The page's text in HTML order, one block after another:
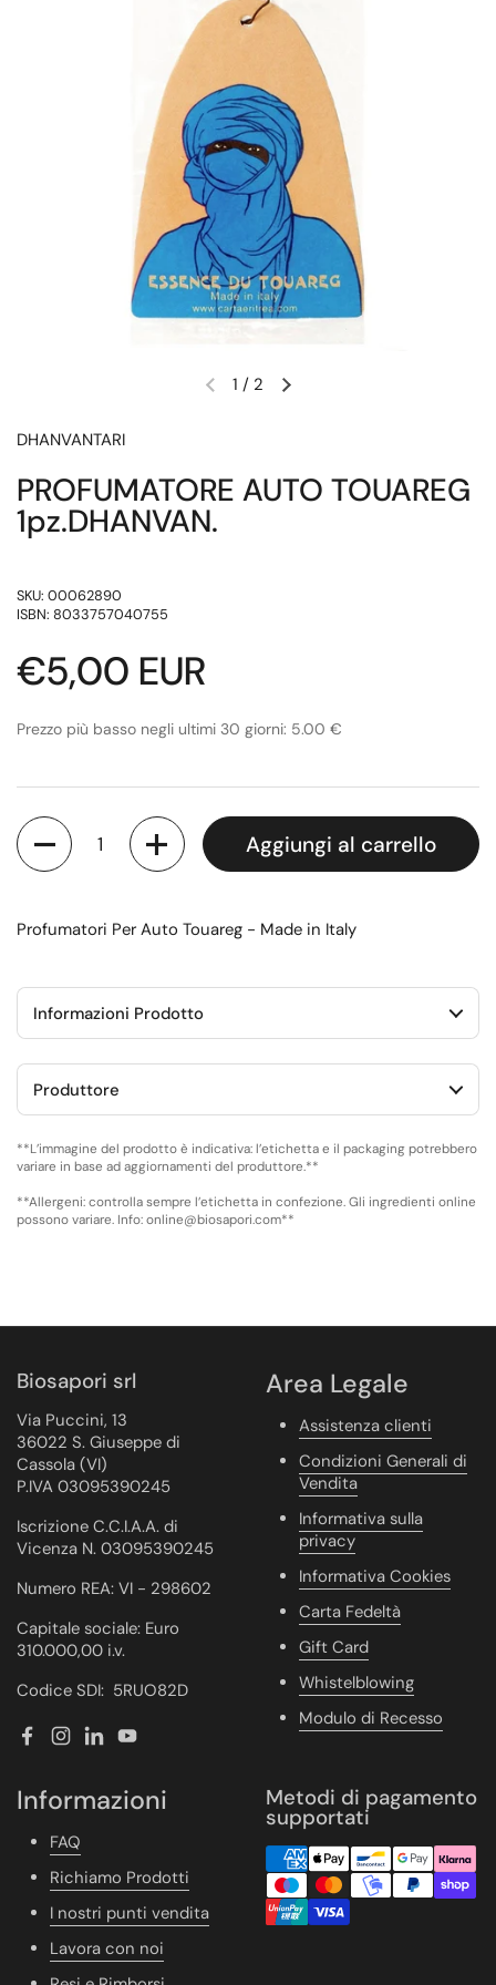
Diapositiva precedente
Diapositiva successiva
1 / 2
DHANVANTARI
PROFUMATORE AUTO TOUAREG
1pz.DHANVAN.
SKU: 00062890
ISBN: 8033757040755
Prezzo di listino
€5,00 EUR
Prezzo più basso negli ultimi 30 giorni: 5.00 €
Quantità
Aggiungi al carrello
Profumatori Per Auto Touareg - Made in Italy
Informazioni Prodotto
Produttore
**L’immagine del prodotto è indicativa: l’etichetta e il packaging potrebbero
variare in base ad aggiornamenti del produttore.**
**Allergeni: controlla sempre l’etichetta in confezione. Gli ingredienti online
possono variare. Info: online@biosapori.com**
Biosapori srl
Via Puccini, 13
36022 S. Giuseppe di
Cassola (VI)
P.IVA 03095390245
Iscrizione C.C.I.A.A. di
Vicenza N. 03095390245
Numero REA: VI - 298602
Capitale sociale: Euro
310.000,00 i.v.
Codice SDI: 5RUO82D
Facebook
Instagram
LinkedInYouTube
Area Legale
Assistenza clienti
Condizioni Generali di
Vendita
Informativa sulla
privacy
Informativa Cookies
Carta Fedeltà
Gift Card
Whistelblowing
Modulo di Recesso
Informazioni
FAQ
Richiamo Prodotti
I nostri punti vendita
Lavora con noi
Metodi di pagamento
supportati